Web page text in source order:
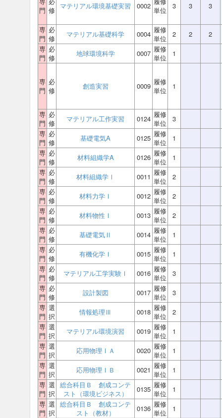
門 修
マテリアル環境基礎実習 0002 単位
3 3 3
専
門
必
修
マテリアル基礎科学 0004 履修
単位
2 2
2
専
門
必
修
地球環境科学 0007 履修
単位
1
専
門
必
修
創造実習 0009 履修
単位
1
専
門
必
修
マテリアル工作実習 0124 履修
単位
3
専
門
必
修
基礎電気A 0125 履修
単位
1
専
門
必
修
材料組織学A 0126 履修
単位
1
専
門
必
修
材料組織学Ⅰ 0011 履修
単位
2
専
門
必
修
材料力学Ⅰ 0012 履修
単位
2
専
門
必
修
材料物性Ⅰ 0013 履修
単位
2
専
門
必
修
基礎電気Ⅱ 0014 履修
単位
1
専
門
必
修
有機化学Ⅰ 0015 履修
単位
1
専
門
必
修
マテリアル工学実験Ⅰ 0016 履修
単位
3
専
門
必
修
設計製図 0017 履修
単位
3
専
門
選
択
情報処理Ⅲ 0018 履修
単位
2
専
門
選
択
マテリアル環境演習 0019 履修
単位
1
専
門
選
択
応用物理ⅠＡ 0020 履修
単位
1
専
門
選
択
応用物理ⅠＢ 0021 履修
単位
1
専
門
選
択
総合科目Ｂ 創成コンテ
スト（環境ビジネス）
0135 履修
単位
1
専
門
選
択
総合科目Ｂ 創成コンテ
スト（教材）
0136 履修
単位
1